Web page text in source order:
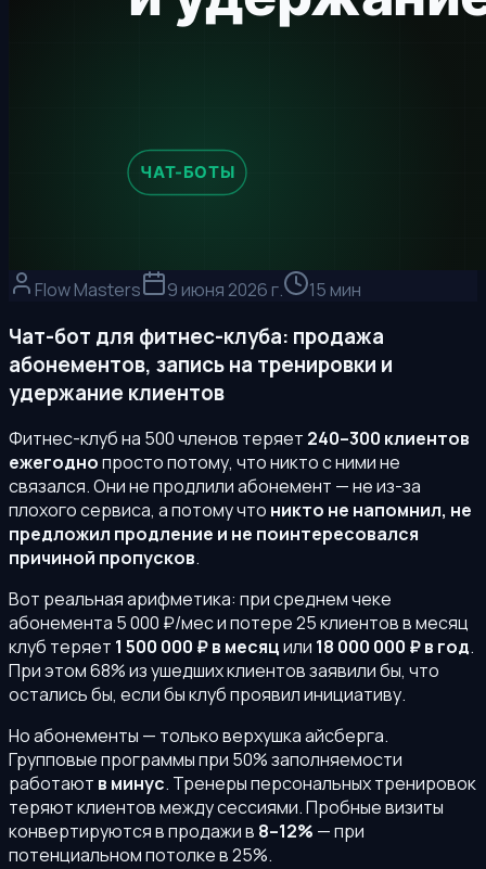
Flow Masters 9 июня 2026 г. 15 мин
Чат-бот для фитнес-клуба: продажа
абонементов, запись на тренировки и
удержание клиентов
Фитнес-клуб на 500 членов теряет 240–300 клиентов
ежегоднопросто потому, что никто с ними не
связался. Они не продлили абонемент — не из-за
плохого сервиса, а потому что никто не напомнил, не
предложил продление и не поинтересовался
причиной пропусков.
Вот реальная арифметика: при среднем чеке
абонемента 5 000 ₽/мес и потере 25 клиентов в месяц
клуб теряет 1 500 000 ₽ в месяцили 18 000 000 ₽ в год.
При этом 68% из ушедших клиентов заявили бы, что
остались бы, если бы клуб проявил инициативу.
Но абонементы — только верхушка айсберга.
Групповые программы при 50% заполняемости
работают в минус. Тренеры персональных тренировок
теряют клиентов между сессиями. Пробные визиты
конвертируются в продажи в 8–12% — при
потенциальном потолке в 25%.